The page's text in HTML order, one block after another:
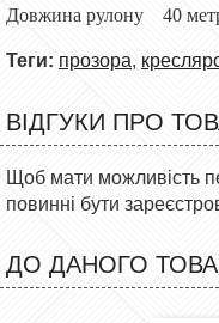
Довжина рулону 40
Теги: прозора,
ВІДГУКИ ПРО
Щоб мати можливість
повинні бути
ДО ДАНОГО